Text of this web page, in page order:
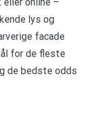
lys og
facade
for de fleste
de bedste odds